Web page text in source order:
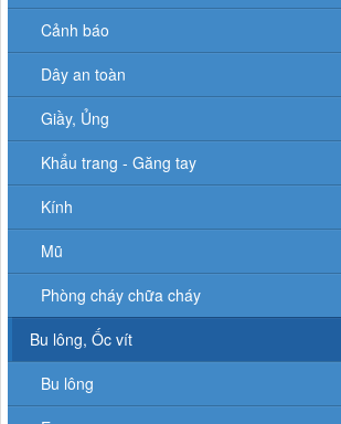
Cảnh báo
Dây an toàn
Giầy, Ủng
Khẩu trang - Găng tay
Kính
Mũ
Phòng cháy chữa cháy
Bu lông, Ốc vít
Bu lông